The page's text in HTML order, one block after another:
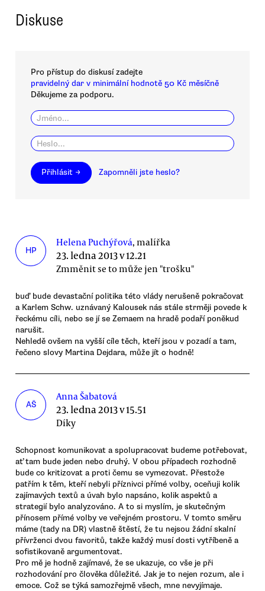
Diskuse
Pro přístup do diskusí zadejte
pravidelný dar v minimální hodnotě 50 Kč měsíčně
Děkujeme za podporu.
Přihlásit → Zapomněli jste heslo?
HP
Helena Puchýřová, malířka
23. ledna 2013 v 12.21
Zmměnit se to může jen "trošku"
buď bude devastační politika této vlády nerušeně pokračovat
a Karlem Schw. uznávaný Kalousek nás stále strměji povede k
řeckému cíli, nebo se jí se Zemaem na hradě podaří poněkud
narušit.
Nehledě ovšem na vyšší cíle těch, kteří jsou v pozadí a tam,
řečeno slovy Martina Dejdara, může jít o hodně!
AŠ
Anna Šabatová
23. ledna 2013 v 15.51
Díky
Schopnost komunikovat a spolupracovat budeme potřebovat,
ať tam bude jeden nebo druhý. V obou případech rozhodně
bude co kritizovat a proti čemu se vymezovat. Přestože
patřím k těm, kteří nebyli příznivci přímé volby, oceňuji kolik
zajímavých textů a úvah bylo napsáno, kolik aspektů a
strategií bylo analyzováno. A to si myslím, je skutečným
přínosem přímé volby ve veřejném prostoru. V tomto směru
máme (tady na DR) vlastně štěstí, že tu nejsou žádní skalní
přívrženci dvou favoritů, takže každý musí dosti vytříbeně a
sofistikovaně argumentovat.
Pro mě je hodně zajímavé, že se ukazuje, co vše je při
rozhodování pro člověka důležité. Jak je to nejen rozum, ale i
emoce. Což se týká samozřejmě všech, mne nevyjímaje.